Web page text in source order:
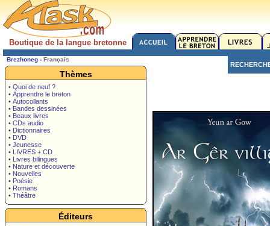
Boutique de la langue bretonne
Brezhoneg - Français
Thèmes
• Quoi de neuf ?
• Apprendre le breton
• Autocollants
• Bandes dessinées
• Beaux livres
• CDs audio
• Dictionnaires
• DVD
• Jeunesse
• LIVRES + CD
• Livres bilingues
• Nature et découverte
• Nouvelles
• Poésie
• Romans
• Théâtre
Éditeurs